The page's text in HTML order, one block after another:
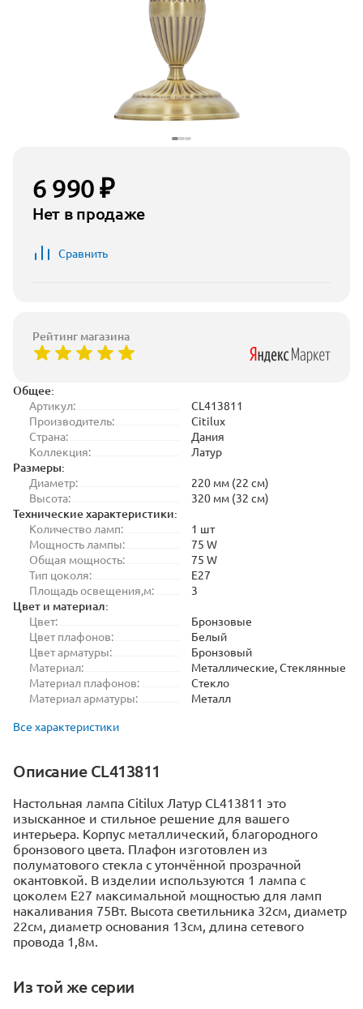
Общее:
Артикул:
CL413811
Производитель:
Citilux
Страна:
Дания
Коллекция:
Латур
Размеры:
Диаметр:
220 мм (22 см)
Высота:
320 мм (32 см)
Технические характеристики:
Количество ламп:
1 шт
Мощность лампы:
75 W
Общая мощность:
75 W
Тип цоколя:
E27
Площадь освещения,м:
3
Цвет и материал:
Цвет:
Бронзовые
Цвет плафонов:
Белый
Цвет арматуры:
Бронзовый
Материал:
Металлические, Стеклянные
Материал плафонов:
Стекло
Материал арматуры:
Металл
Все характеристики
Описание CL413811
Настольная лампа Citilux Латур CL413811 это
изысканное и стильное решение для вашего
интерьера. Корпус металлический, благородного
бронзового цвета. Плафон изготовлен из
полуматового стекла с утончённой прозрачной
окантовкой. В изделии используются 1 лампа с
цоколем Е27 максимальной мощностью для ламп
накаливания 75Вт. Высота светильника 32см, диаметр
22см, диаметр основания 13см, длина сетевого
провода 1,8м.
Из той же серии
6 990 ₽
Нет в продаже
Сравнить
Рейтинг магазина